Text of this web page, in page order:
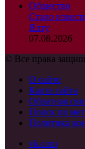
Общество
Стало
Ялту
07.08.2026
© Все права
О сайте
Карта сайта
Обратная
Поиск по
Политика
vk.com